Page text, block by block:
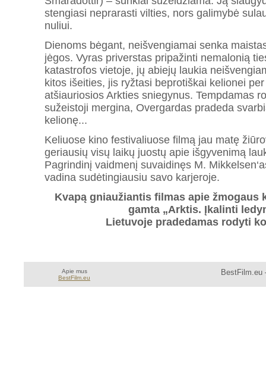
stengiasi neprarasti vilties, nors galimybė
nuliui.
Dienoms bėgant, neišvengiamai senka
jėgos. Vyras priverstas pripažinti nemalonią
katastrofos vietoje, jų abiejų laukia
kitos išeities, jis ryžtasi beprotiškai kelionei
atšiauriosios Arkties sniegynus. Tempdamas
sužeistoji mergina, Overgardas pradeda
kelionę...
Keliuose kino festivaliuose filmą jau matę
geriausių visų laikų juostų apie išgyvenimą
Pagrindinį vaidmenį suvaidinęs M.
vadina sudėtingiausiu savo karjeroje.
Kvapą gniaužiantis filmas apie žmogaus
gamta „Arktis. Įkalinti
Lietuvoje pradedamas rodyti
Apie mus
BestFilm.eu